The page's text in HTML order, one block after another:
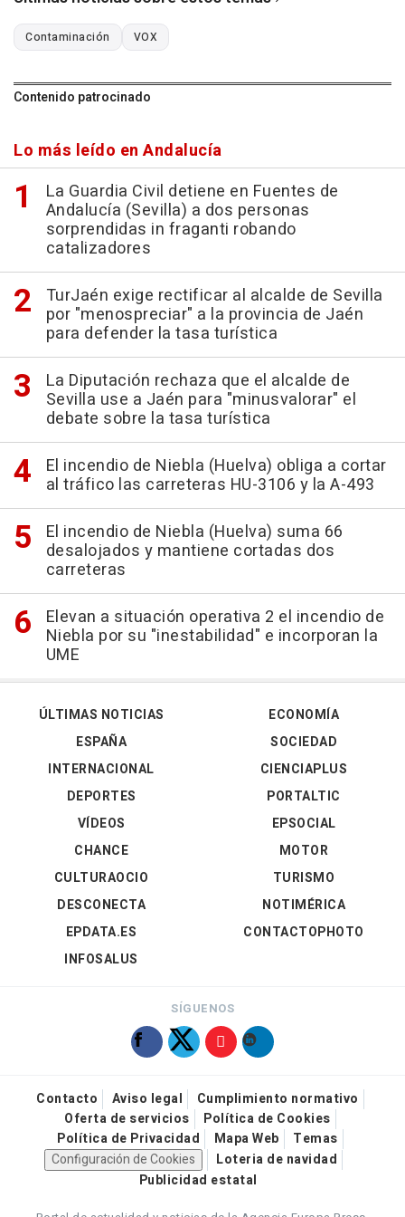
Contaminación VOX
Contenido patrocinado
Lo más leído en Andalucía
La Guardia Civil detiene en Fuentes de
Andalucía (Sevilla) a dos personas
sorprendidas in fraganti robando
catalizadores
TurJaén exige rectificar al alcalde de Sevilla
por "menospreciar" a la provincia de Jaén
para defender la tasa turística
La Diputación rechaza que el alcalde de
Sevilla use a Jaén para "minusvalorar" el
debate sobre la tasa turística
El incendio de Niebla (Huelva) obliga a cortar
al tráfico las carreteras HU-3106 y la A-493
El incendio de Niebla (Huelva) suma 66
desalojados y mantiene cortadas dos
carreteras
Elevan a situación operativa 2 el incendio de
Niebla por su "inestabilidad" e incorporan la
UME
ÚLTIMAS NOTICIAS
ESPAÑA
INTERNACIONAL
DEPORTES
VÍDEOS
ECONOMÍA
SOCIEDAD
CIENCIAPLUS
PORTALTIC
EPSOCIAL
CHANCE
CULTURAOCIO
DESCONECTA
EPDATA.ES
INFOSALUS
MOTOR
TURISMO
NOTIMÉRICA
CONTACTOPHOTO
SÍGUENOS
Contacto Aviso legal
Cumplimiento normativo
Oferta de servicios
Política de Cookies
Política de Privacidad
Mapa Web
Temas
Configuración de Cookies
Loteria de navidad
Publicidad estatal